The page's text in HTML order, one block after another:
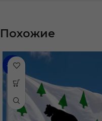
Похожие
-48%